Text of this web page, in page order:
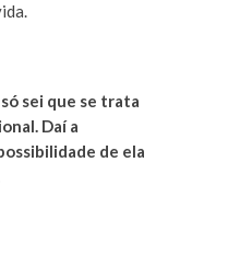
sei que se trata
Daí a
de ela